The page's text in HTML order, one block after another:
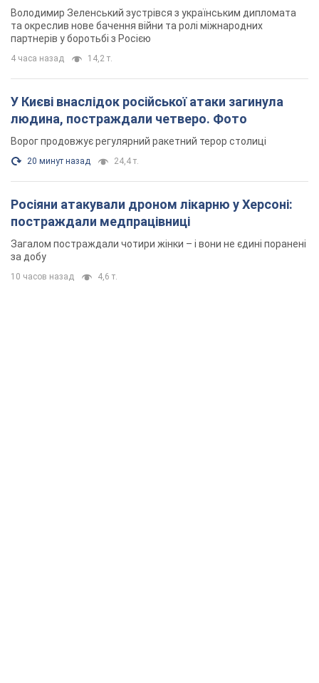
Володимир Зеленський зустрівся з українським дипломата
та окреслив нове бачення війни та ролі міжнародних
партнерів у боротьбі з Росією
4 часа назад 14,2 т.
У Києві внаслідок російської атаки загинула
людина, постраждали четверо. Фото
Ворог продовжує регулярний ракетний терор столиці
20 минут назад 24,4 т.
Росіяни атакували дроном лікарню у Херсоні:
постраждали медпрацівниці
Загалом постраждали чотири жінки – і вони не єдині поранені
за добу
10 часов назад 4,6 т.